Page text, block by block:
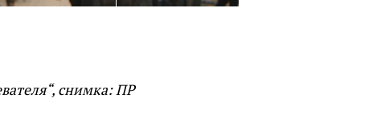
снимка: ПР